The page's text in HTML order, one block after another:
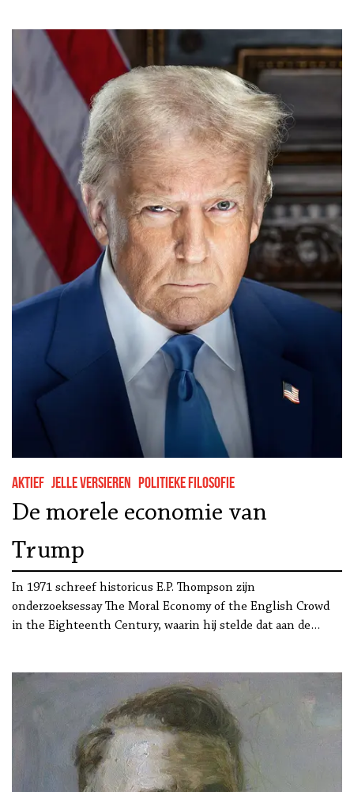
Aktief Jelle Versieren Politieke filosofie
De morele economie van
Trump
In 1971 schreef historicus E.P. Thompson zijn
onderzoeksessay The Moral Economy of the English Crowd
in the Eighteenth Century, waarin hij stelde dat aan de…